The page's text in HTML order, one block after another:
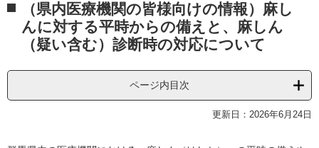
文
（県内医療機関の皆様向けの情報）麻し
んに対する平時からの備えと、麻しん
（疑い含む）診断時の対応について
ページ内目次
更新日：2026年6月24日